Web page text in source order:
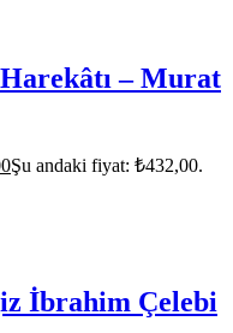
– Murat
Şu andaki fiyat: ₺432,00.
İbrahim Çelebi